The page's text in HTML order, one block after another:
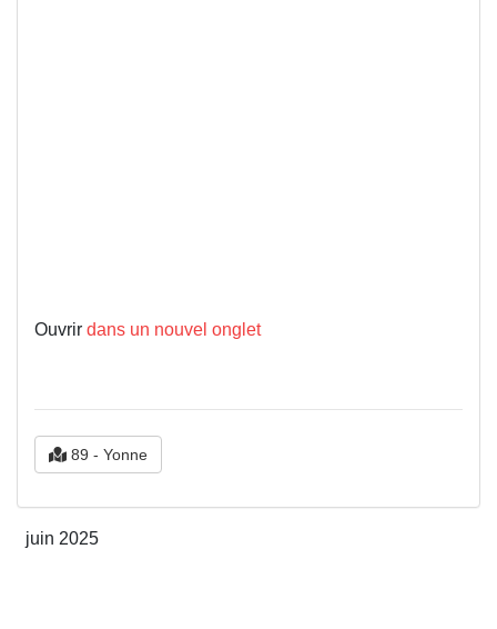
Ouvrir dans un nouvel onglet
89 - Yonne
juin 2025